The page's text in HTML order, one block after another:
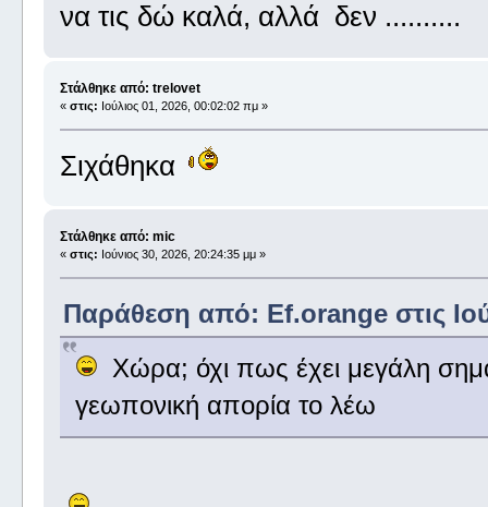
να τις δώ καλά, αλλά δεν ..........
Στάλθηκε από: trelovet
« στις: Ιούλιος 01, 2026, 00:02:02 πμ »
Σιχάθηκα
Στάλθηκε από: mic
« στις: Ιούνιος 30, 2026, 20:24:35 μμ »
Παράθεση από: Ef.orange στις
Χώρα; όχι πως έχει μεγάλη
γεωπονική απορία το λέω